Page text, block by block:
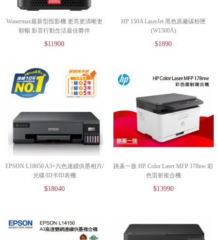
Wonermax最新型投影機 更亮更清晰更
順暢 影音行動生活最佳夥伴
【Wondermax】 SS5音質系智慧型高亮
$11900
HP 150A LaserJet 黑色原廠碳粉匣
(W1500A)
$1890
EPSON L18050 A3+六色連續供墨相片/
光碟/ID卡印表機
$18040
跳蚤一族 HP Color Laser MFP 178nw 彩
色雷射複合機
$13990